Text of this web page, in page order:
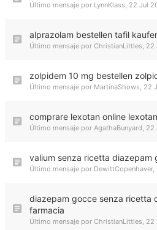
Último mensaje por LynnKlass, 22 Jul
alprazolam bestellen tafil
Último mensaje por ChristianLittles, 22
zolpidem 10 mg bestellen
Último mensaje por MartinaShows, 22
comprare lexotan online
Último mensaje por AgathaBunyard, 22
valium senza ricetta diazepam
Último mensaje por DewittCopenhaver,
diazepam gocce senza ricetta
farmacia
Último mensaje por ChristianLittles, 22